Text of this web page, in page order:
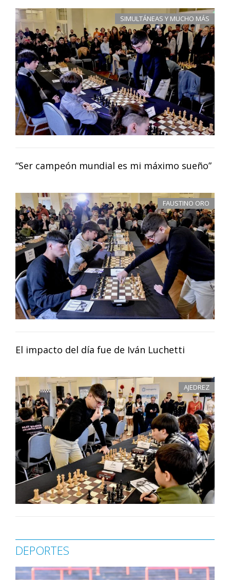
SIMULTÁNEAS Y MUCHO MÁS
“Ser campeón mundial es mi máximo sueño”
FAUSTINO ORO
El impacto del día fue de Iván Luchetti
AJEDREZ
DEPORTES